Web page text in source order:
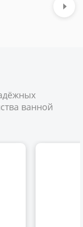
ванной